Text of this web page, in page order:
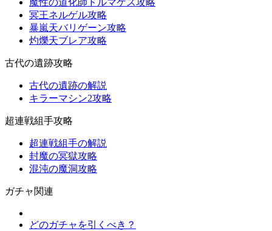
魔性の道化師ドルマゲス攻略
冥王ネルゲル攻略
暴嵐天バリゲーン攻略
灼爍天ブレア攻略
古代の遺跡攻略
古代の遺跡の解説
キラーマシン2攻略
超連戦組手攻略
超連戦組手の解説
封魔の冥獄攻略
混沌の魔洞攻略
ガチャ関連
どのガチャを引くべき？